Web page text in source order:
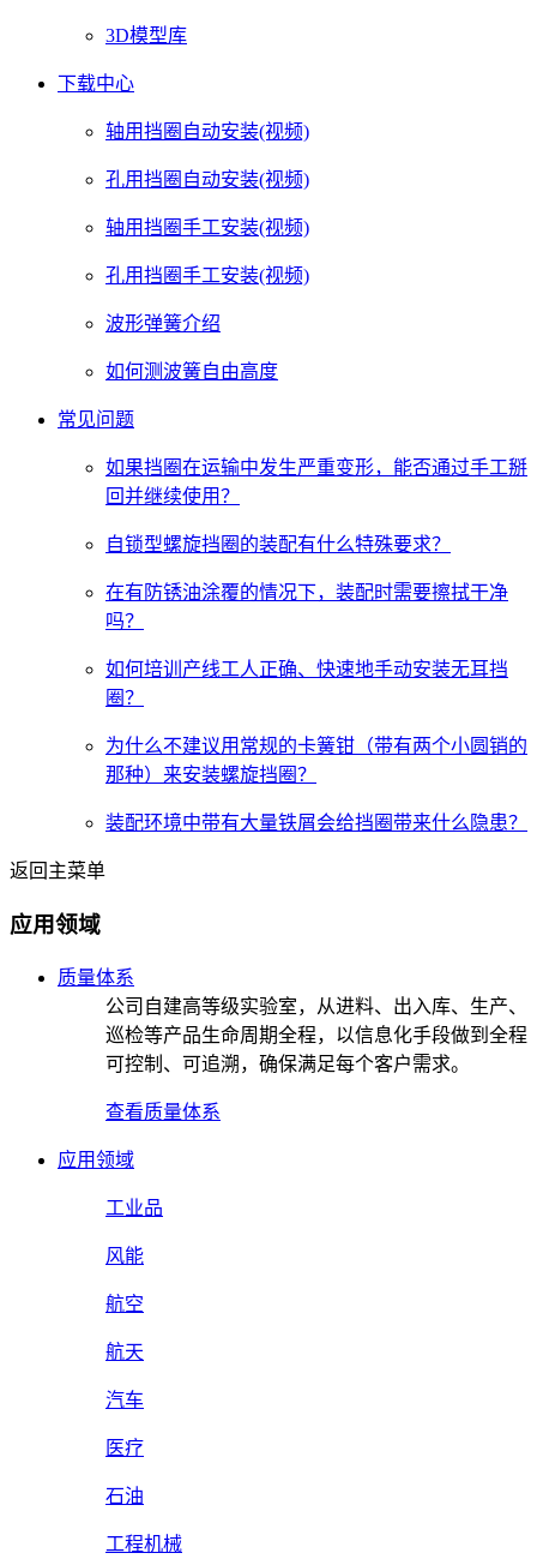
3D模型库
下载中心
轴用挡圈自动安装(视频)
孔用挡圈自动安装(视频)
轴用挡圈手工安装(视频)
孔用挡圈手工安装(视频)
波形弹簧介绍
如何测波簧自由高度
常见问题
如果挡圈在运输中发生严重变形，能否通过手工掰
回并继续使用？
自锁型螺旋挡圈的装配有什么特殊要求？
在有防锈油涂覆的情况下，装配时需要擦拭干净
吗？
如何培训产线工人正确、快速地手动安装无耳挡
圈？
为什么不建议用常规的卡簧钳（带有两个小圆销的
那种）来安装螺旋挡圈？
装配环境中带有大量铁屑会给挡圈带来什么隐患？
返回主菜单
应用领域
质量体系
公司自建高等级实验室，从进料、出入库、生产、
巡检等产品生命周期全程，以信息化手段做到全程
可控制、可追溯，确保满足每个客户需求。
查看质量体系
应用领域
工业品
风能
航空
航天
汽车
医疗
石油
工程机械